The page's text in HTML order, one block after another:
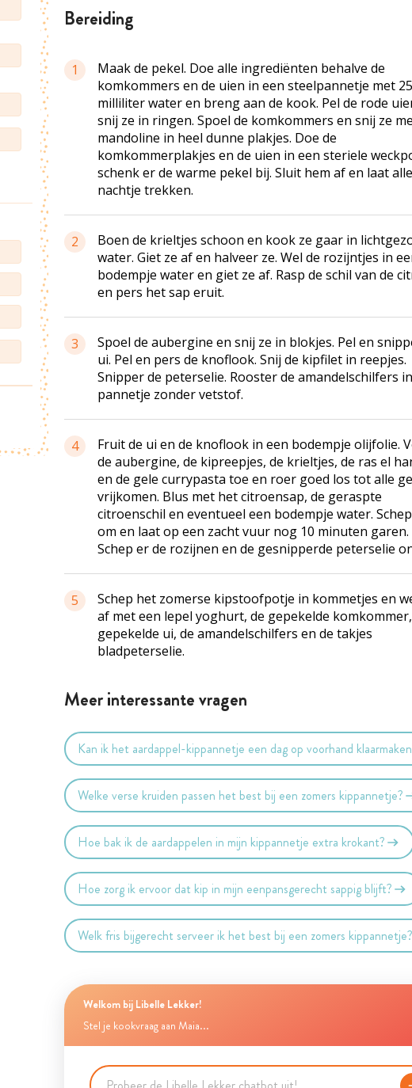
bereiding
1
Maak de pekel. Doe alle ingrediënten behalve de
komkommers en de uien in een steelpannetje met
milliliter water en breng aan de kook. Pel de rode
snij ze in ringen. Spoel de komkommers en snij ze
mandoline in heel dunne plakjes. Doe de
komkommerplakjes en de uien in een steriele
schenk er de warme pekel bij. Sluit hem af en laat
nachtje trekken.
2
Boen de krieltjes schoon en kook ze gaar in
water. Giet ze af en halveer ze. Wel de rozijntjes in
bodempje water en giet ze af. Rasp de schil van de
en pers het sap eruit.
3
Spoel de aubergine en snij ze in blokjes. Pel en
ui. Pel en pers de knoflook. Snij de kipfilet in reepjes.
Snipper de peterselie. Rooster de amandelschilfers
pannetje zonder vetstof.
4
Fruit de ui en de knoflook in een bodempje olijfolie.
de aubergine, de kipreepjes, de krieltjes, de ras el
en de gele currypasta toe en roer goed los tot alle
vrijkomen. Blus met het citroensap, de geraspte
citroenschil en eventueel een bodempje water.
om en laat op een zacht vuur nog 10 minuten garen.
Schep er de rozijnen en de gesnipperde peterselie
5
Schep het zomerse kipstoofpotje in kommetjes en
af met een lepel yoghurt, de gepekelde
gepekelde ui, de amandelschilfers en de takjes
bladpeterselie.
Meer interessante vragen
Kan ik het aardappel-kippannetje een dag op voorhand
Welke verse kruiden passen het best bij een zomers kippannetje?
Hoe bak ik de aardappelen in mijn kippannetje extra krokant?
Hoe zorg ik ervoor dat kip in mijn eenpansgerecht sappig blijft?
Welk fris bijgerecht serveer ik het best bij een zomers
Welkom bij Libelle Lekker!
Stel je kookvraag aan Maia...